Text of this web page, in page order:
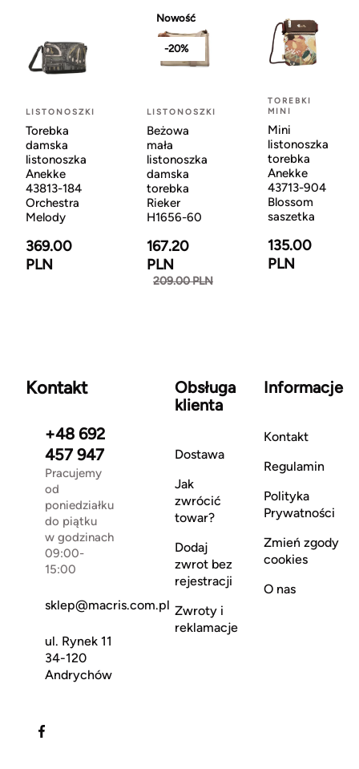
LISTONOSZKI
Torebka
damska
listonoszka
Anekke
43813-184
Orchestra
Melody
369.00
PLN
Nowość
-20%
LISTONOSZKI
Beżowa
mała
listonoszka
damska
torebka
Rieker
H1656-60
167.20
PLN
209.00 PLN
TOREBKI
MINI
Mini
listonoszka
torebka
Anekke
43713-904
Blossom
saszetka
135.00
PLN
Kontakt
+48 692
457 947
Pracujemy
od
poniedziałku
do piątku
w godzinach
09:00-
15:00
sklep@macris.com.pl
ul. Rynek 11
34-120
Andrychów
Obsługa
klienta
Dostawa
Jak
zwrócić
towar?
Dodaj
zwrot bez
rejestracji
Zwroty i
reklamacje
Informacje
Kontakt
Regulamin
Polityka
Prywatności
Zmień zgody
cookies
O nas